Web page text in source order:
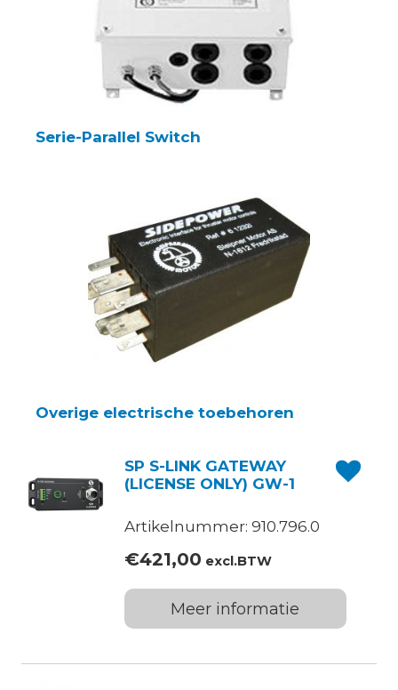
Serie-Parallel Switch
Overige electrische toebehoren
SP S-LINK GATEWAY
(LICENSE ONLY) GW-1
Artikelnummer: 910.796.0
€421,00 excl.BTW
Meer informatie